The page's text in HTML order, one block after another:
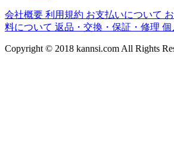
会社概要 利用規約 お支払いについて
料について 返品・交換・保証・修理 個
Copyright © 2018 kannsi.com All Rights